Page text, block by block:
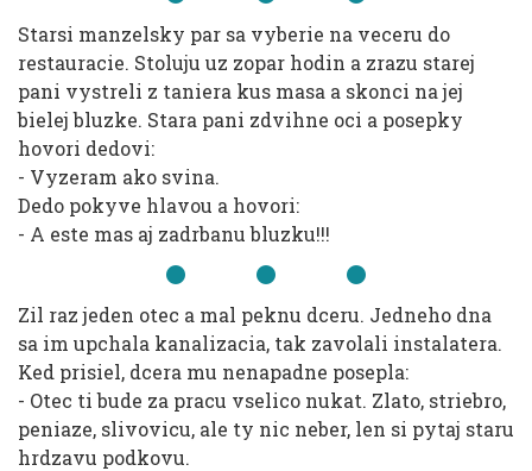
Starsi manzelsky par sa vyberie na veceru do
restauracie. Stoluju uz zopar hodin a zrazu starej
pani vystreli z taniera kus masa a skonci na jej
bielej bluzke. Stara pani zdvihne oci a posepky
hovori dedovi:
- Vyzeram ako svina.
Dedo pokyve hlavou a hovori:
- A este mas aj zadrbanu bluzku!!!
Zil raz jeden otec a mal peknu dceru. Jedneho dna
sa im upchala kanalizacia, tak zavolali instalatera.
Ked prisiel, dcera mu nenapadne posepla:
- Otec ti bude za pracu vselico nukat. Zlato, striebro,
peniaze, slivovicu, ale ty nic neber, len si pytaj staru
hrdzavu podkovu.